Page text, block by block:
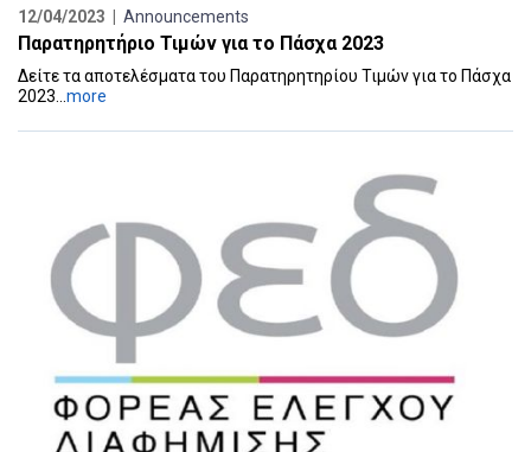
12/04/2023 | Announcements
Παρατηρητήριο Τιμών για το Πάσχα 2023
Δείτε τα αποτελέσματα του Παρατηρητηρίου Τιμών για το Πάσχα
2023... more